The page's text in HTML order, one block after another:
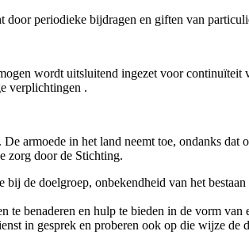
door periodieke bijdragen en giften van
wordt uitsluitend ingezet voor
verplichtingen .
armoede in het land neemt toe, ondanks
zorg door de Stichting.
bij de doelgroep, onbekendheid van het
te benaderen en hulp te bieden in de vorm van
in gesprek en proberen ook op die wijze de